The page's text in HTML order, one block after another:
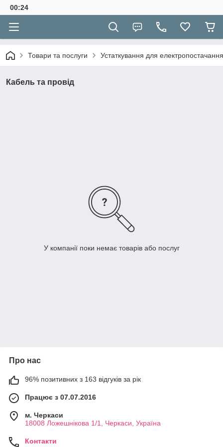
00:24
Товари та послуги Устаткування для електропостачання
Кабель та провід
У компанії поки немає товарів або послуг
Про нас
96% позитивних з 163 відгуків за рік
Працює з 07.07.2016
м. Черкаси
18008 Ложешнікова 1/1, Черкаси, Україна
Контакти